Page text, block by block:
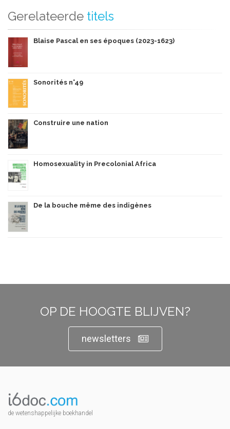
Gerelateerde titels
Blaise Pascal en ses époques (2023-1623)
Sonorités n°49
Construire une nation
Homosexuality in Precolonial Africa
De la bouche même des indigènes
OP DE HOOGTE BLIJVEN?
newsletters
de wetenshappelijke boekhandel